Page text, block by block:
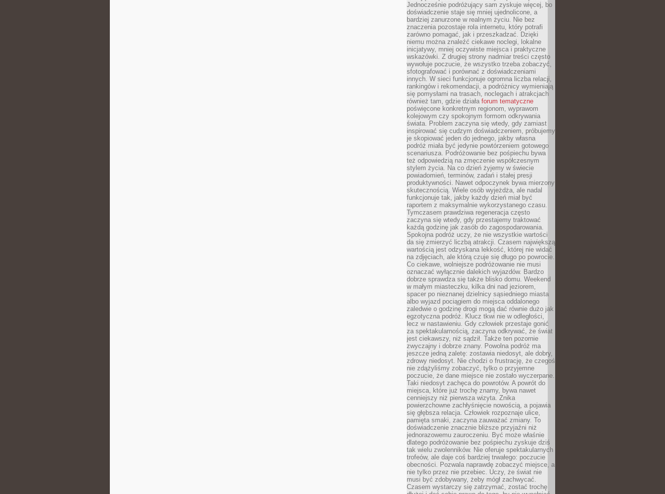
Jednocześnie podróżujący sam zyskuje więcej, bo
doświadczenie staje się mniej ujednolicone, a
bardziej zanurzone w realnym życiu. Nie bez
znaczenia pozostaje rola internetu, który potrafi
zarówno pomagać, jak i przeszkadzać. Dzięki
niemu można znaleźć ciekawe noclegi, lokalne
inicjatywy, mniej oczywiste miejsca i praktyczne
wskazówki. Z drugiej strony nadmiar treści często
wywołuje poczucie, że wszystko trzeba zobaczyć,
sfotografować i porównać z doświadczeniami
innych. W sieci funkcjonuje ogromna liczba relacji,
rankingów i rekomendacji, a podróżnicy wymieniają
się pomysłami na trasach, noclegach i atrakcjach
również tam, gdzie działa forum tematyczne
poświęcone konkretnym regionom, wyprawom
kolejowym czy spokojnym formom odkrywania
świata. Problem zaczyna się wtedy, gdy zamiast
inspirować się cudzym doświadczeniem, próbujemy
je skopiować jeden do jednego, jakby własna
podróż miała być jedynie powtórzeniem gotowego
scenariusza. Podróżowanie bez pośpiechu bywa
też odpowiedzią na zmęczenie współczesnym
stylem życia. Na co dzień żyjemy w świecie
powiadomień, terminów, zadań i stałej presji
produktywności. Nawet odpoczynek bywa mierzony
skutecznością. Wiele osób wyjeżdża, ale nadal
funkcjonuje tak, jakby każdy dzień miał być
raportem z maksymalnie wykorzystanego czasu.
Tymczasem prawdziwa regeneracja często
zaczyna się wtedy, gdy przestajemy traktować
każdą godzinę jak zasób do zagospodarowania.
Spokojna podróż uczy, że nie wszystkie wartości
da się zmierzyć liczbą atrakcji. Czasem największą
wartością jest odzyskana lekkość, której nie widać
na zdjęciach, ale którą czuje się długo po powrocie.
Co ciekawe, wolniejsze podróżowanie nie musi
oznaczać wyłącznie dalekich wyjazdów. Bardzo
dobrze sprawdza się także blisko domu. Weekend
w małym miasteczku, kilka dni nad jeziorem,
spacer po nieznanej dzielnicy sąsiedniego miasta
albo wyjazd pociągiem do miejsca oddalonego
zaledwie o godzinę drogi mogą dać równie dużo jak
egzotyczna podróż. Klucz tkwi nie w odległości,
lecz w nastawieniu. Gdy człowiek przestaje gonić
za spektakularnością, zaczyna odkrywać, że świat
jest ciekawszy, niż sądził. Także ten pozornie
zwyczajny i dobrze znany. Powolna podróż ma
jeszcze jedną zaletę: zostawia niedosyt, ale dobry,
zdrowy niedosyt. Nie chodzi o frustrację, że czegoś
nie zdążyliśmy zobaczyć, tylko o przyjemne
poczucie, że dane miejsce nie zostało wyczerpane.
Taki niedosyt zachęca do powrotów. A powrót do
miejsca, które już trochę znamy, bywa nawet
cenniejszy niż pierwsza wizyta. Znika
powierzchowne zachłyśnięcie nowością, a pojawia
się głębsza relacja. Człowiek rozpoznaje ulice,
pamięta smaki, zaczyna zauważać zmiany. To
doświadczenie znacznie bliższe przyjaźni niż
jednorazowemu zauroczeniu. Być może właśnie
dlatego podróżowanie bez pośpiechu zyskuje dziś
tak wielu zwolenników. Nie oferuje spektakularnych
trofeów, ale daje coś bardziej trwałego: poczucie
obecności. Pozwala naprawdę zobaczyć miejsce, a
nie tylko przez nie przebiec. Uczy, że świat nie
musi być zdobywany, żeby mógł zachwycać.
Czasem wystarczy się zatrzymać, zostać trochę